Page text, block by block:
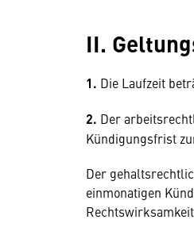
II.
1. Die Laufzeit
2. Der
Kündigungsfrist
Der
einmonatigen